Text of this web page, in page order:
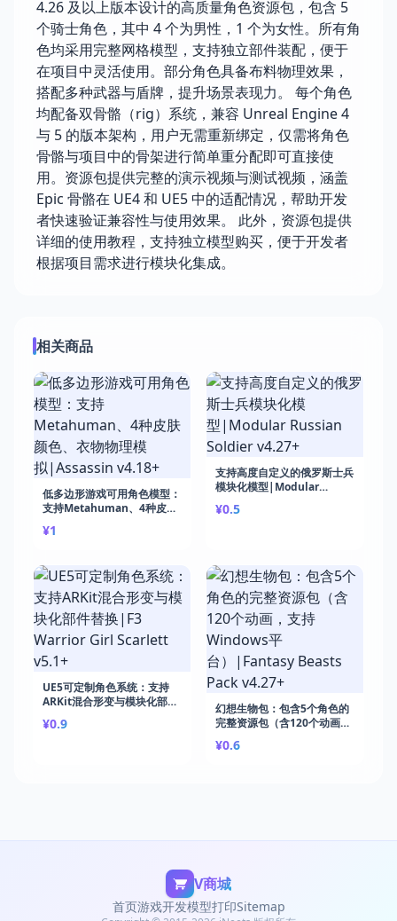
4.26 及以上版本设计的高质量角色资源包，包含 5
个骑士角色，其中 4 个为男性，1 个为女性。所有角
色均采用完整网格模型，支持独立部件装配，便于
在项目中灵活使用。部分角色具备布料物理效果，
搭配多种武器与盾牌，提升场景表现力。 每个角色
均配备双骨骼（rig）系统，兼容 Unreal Engine 4
与 5 的版本架构，用户无需重新绑定，仅需将角色
骨骼与项目中的骨架进行简单重分配即可直接使
用。资源包提供完整的演示视频与测试视频，涵盖
Epic 骨骼在 UE4 和 UE5 中的适配情况，帮助开发
者快速验证兼容性与使用效果。 此外，资源包提供
详细的使用教程，支持独立模型购买，便于开发者
根据项目需求进行模块化集成。
相关商品
低多边形游戏可用角色模型：
支持Metahuman、4种皮肤
拟|Assassin v4.18+
¥1
支持高度自定义的俄罗斯士兵
模块化模型|Modular
¥0.5
UE5可定制角色系统：支持
ARKit混合形变与模块化部件
Scarlett v5.1+
¥0.9
幻想生物包：包含5个角色的
完整资源包（含120个动画，
台）|Fantasy Beasts Pack
¥0.6
V商城
首页游戏开发模型打印Sitemap